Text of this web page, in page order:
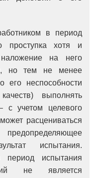
в период
проступка хотя и
на него
но тем не менее
его неспособности
выполнять
с учетом целевого
расцениваться
испытания.
период испытания
не является